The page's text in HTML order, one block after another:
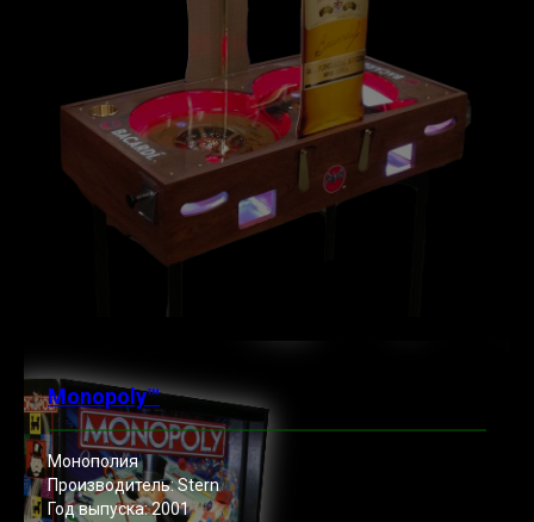
Monopoly™
Монополия
Производитель: Stern
Год выпуска: 2001